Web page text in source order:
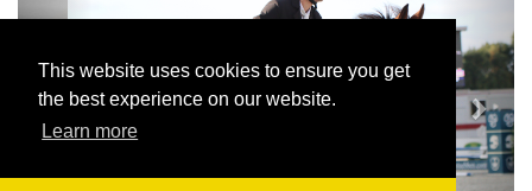
This website uses cookies to ensure you get
the best experience on our website.
Learn more
Previous